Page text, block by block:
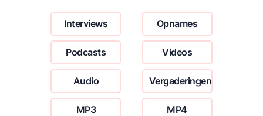
Interviews Opnames
Podcasts Videos
Audio Vergaderingen
MP3 MP4